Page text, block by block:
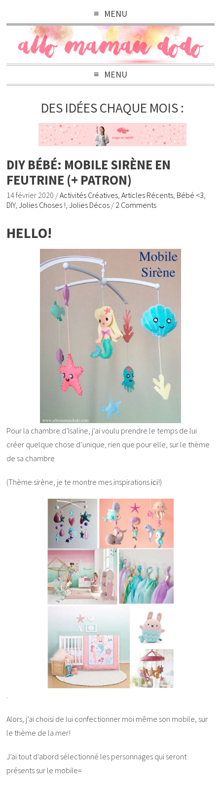
MENU
MENU
DES IDÉES CHAQUE MOIS :
DIY BÉBÉ: MOBILE SIRÈNE EN
FEUTRINE (+ PATRON)
14 février 2020 /Activités Créatives ,Articles Récents Bébé <3
DIY,Jolies Choses ! ,Jolies Décos / 2 Comments
HELLO!
Pour la chambre d’Isaline, j’ai voulu prendre le temps de lui
créer quelque chose d’unique, rien que pour elle, sur le thème
de sa chambre
(Thème sirène, je te montre mes inspirations ici!)
Alors, j’ai choisi de lui confectionner moi même son mobile, sur
le thème de la mer!
J’ai tout d’abord sélectionné les personnages qui seront
présents sur le mobile=